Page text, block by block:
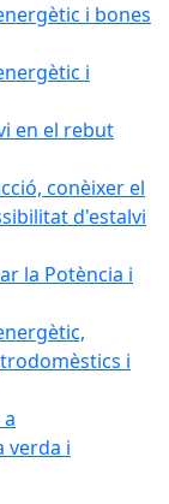
i bones
i
en el rebut
conèixer el
d'estalvi
la Potència i
i
verda i